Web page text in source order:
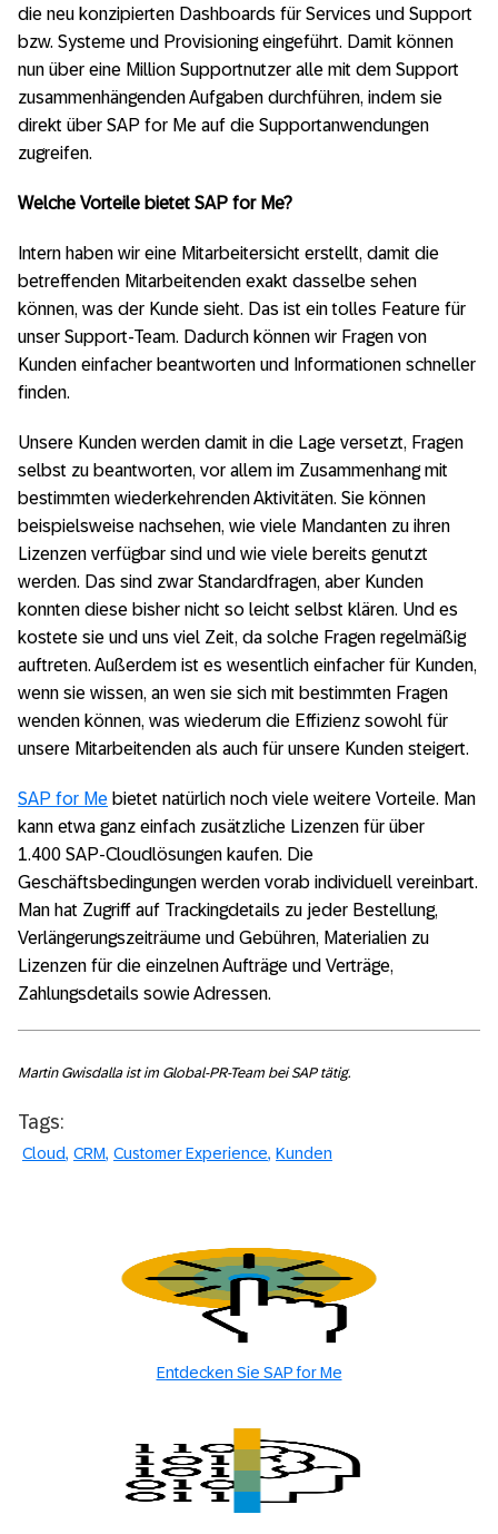
die neu konzipierten Dashboards für Services und Support
bzw. Systeme und Provisioning eingeführt. Damit können
nun über eine Million Supportnutzer alle mit dem Support
zusammenhängenden Aufgaben durchführen, indem sie
direkt über SAP for Me auf die Supportanwendungen
zugreifen.
Welche Vorteile bietet SAP for Me?
Intern haben wir eine Mitarbeitersicht erstellt, damit die
betreffenden Mitarbeitenden exakt dasselbe sehen
können, was der Kunde sieht. Das ist ein tolles Feature für
unser Support-Team. Dadurch können wir Fragen von
Kunden einfacher beantworten und Informationen schneller
finden.
Unsere Kunden werden damit in die Lage versetzt, Fragen
selbst zu beantworten, vor allem im Zusammenhang mit
bestimmten wiederkehrenden Aktivitäten. Sie können
beispielsweise nachsehen, wie viele Mandanten zu ihren
Lizenzen verfügbar sind und wie viele bereits genutzt
werden. Das sind zwar Standardfragen, aber Kunden
konnten diese bisher nicht so leicht selbst klären. Und es
kostete sie und uns viel Zeit, da solche Fragen regelmäßig
auftreten. Außerdem ist es wesentlich einfacher für Kunden,
wenn sie wissen, an wen sie sich mit bestimmten Fragen
wenden können, was wiederum die Effizienz sowohl für
unsere Mitarbeitenden als auch für unsere Kunden steigert.
SAP for Me bietet natürlich noch viele weitere Vorteile. Man
kann etwa ganz einfach zusätzliche Lizenzen für über
1.400 SAP-Cloudlösungen kaufen. Die
Geschäftsbedingungen werden vorab individuell vereinbart.
Man hat Zugriff auf Trackingdetails zu jeder Bestellung,
Verlängerungszeiträume und Gebühren, Materialien zu
Lizenzen für die einzelnen Aufträge und Verträge,
Zahlungsdetails sowie Adressen.
Martin Gwisdalla ist im Global-PR-Team bei SAP tätig.
Tags:
Cloud CRM Customer Experience Kunden
Entdecken Sie SAP for Me